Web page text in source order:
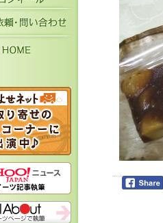
お仕事依頼・お